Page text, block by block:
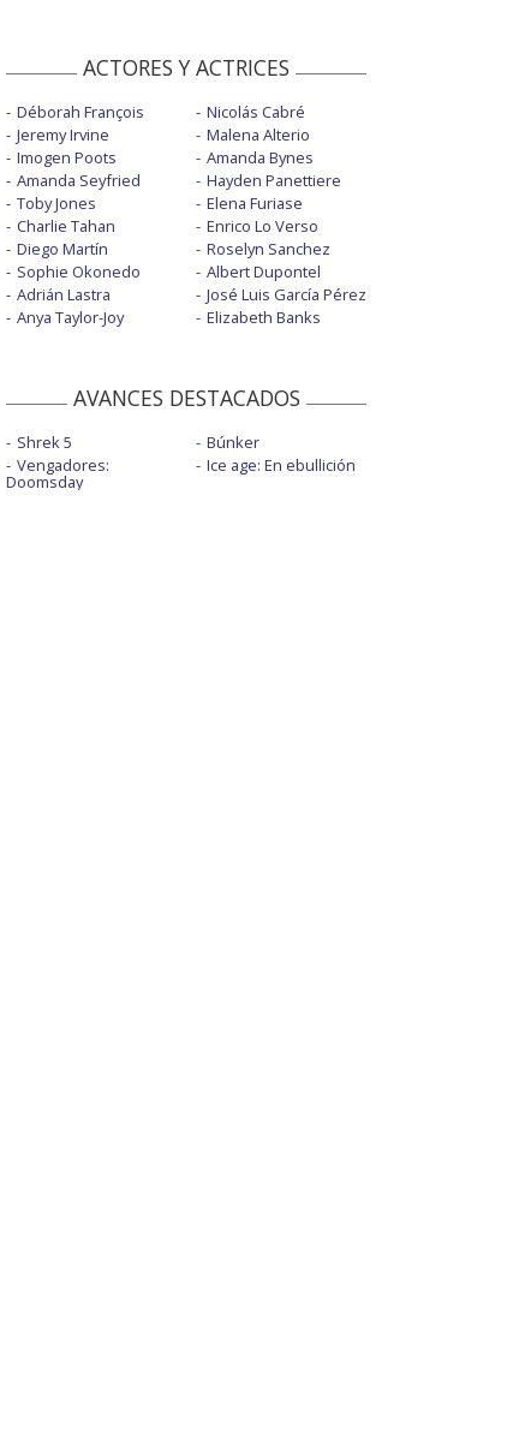
ACTORES Y ACTRICES
Déborah François
Jeremy Irvine
Imogen Poots
Amanda Seyfried
Toby Jones
Charlie Tahan
Diego Martín
Sophie Okonedo
Adrián Lastra
Anya Taylor-Joy
Nicolás Cabré
Malena Alterio
Amanda Bynes
Hayden Panettiere
Elena Furiase
Enrico Lo Verso
Roselyn Sanchez
Albert Dupontel
José Luis García Pérez
Elizabeth Banks
AVANCES DESTACADOS
Shrek 5
Vengadores:
Doomsday
Búnker
Ice age: En ebullición